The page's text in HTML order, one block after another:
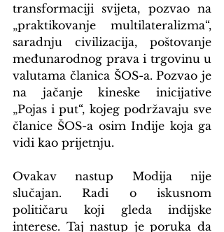
transformaciji svijeta, pozvao na
„praktikovanje multilateralizma“,
saradnju civilizacija, poštovanje
međunarodnog prava i trgovinu u
valutama članica ŠOS-a. Pozvao je
na jačanje kineske inicijative
„Pojas i put“, kojeg podržavaju sve
članice ŠOS-a osim Indije koja ga
vidi kao prijetnju.
Ovakav nastup Modija nije
slučajan. Radi o iskusnom
političaru koji gleda indijske
interese. Taj nastup je poruka da